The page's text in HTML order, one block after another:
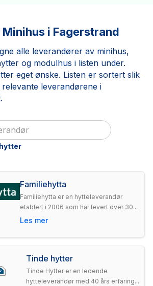
i Fagerstrand
alle leverandører av minihus,
og modulhus i listen under.
eget ønske. Listen er sortert slik
leverandørene i
Familiehytta
Familiehytta er en hytteleverandør
etablert i 2006 som har levert over 30...
Les mer
Tinde hytter
Tinde Hytter er en ledende
hytteleverandør med 40 års erfaring...